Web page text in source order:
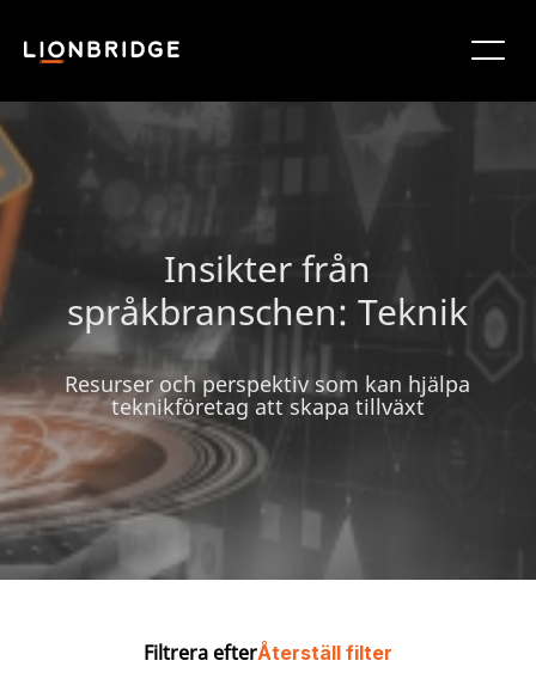
Insikter från
språkbranschen: Teknik
Resurser och perspektiv som kan hjälpa
teknikföretag att skapa tillväxt
Filtrera efterÅterställ filter